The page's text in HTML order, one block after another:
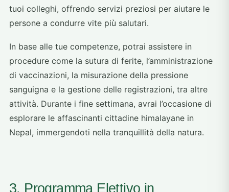
tuoi colleghi, offrendo servizi preziosi per aiutare le
persone a condurre vite più salutari.
In base alle tue competenze, potrai assistere in
procedure come la sutura di ferite, l’amministrazione
di vaccinazioni, la misurazione della pressione
sanguigna e la gestione delle registrazioni, tra altre
attività. Durante i fine settimana, avrai l’occasione di
esplorare le affascinanti cittadine himalayane in
Nepal, immergendoti nella tranquillità della natura.
3. Programma Elettivo in